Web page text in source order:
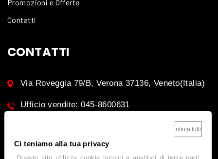
Promozioni e Offerte
Contatti
CONTATTI
Via Roveggia 79/B, Verona 37136, Veneto(Italia)
Ufficio vendite: 045-8600631
ISCRIVITI ALLA NEWSLETTER
rifiuta tutti
Ci teniamo alla tua privacy